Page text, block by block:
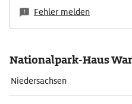
Fehler melden
Nationalpark-Haus
Niedersachsen